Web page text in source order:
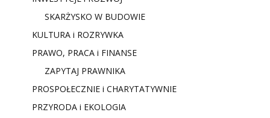
SKARŻYSKO W BUDOWIE
KULTURA i ROZRYWKA
PRAWO, PRACA i FINANSE
ZAPYTAJ PRAWNIKA
PROSPOŁECZNIE i CHARYTATYWNIE
PRZYRODA i EKOLOGIA